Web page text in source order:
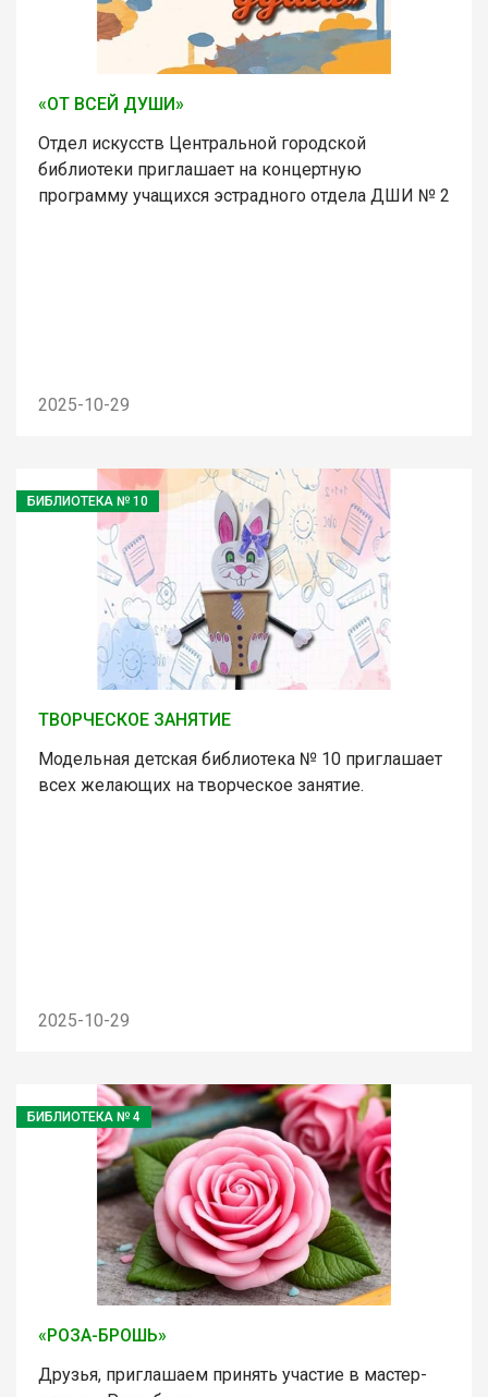
«ОТ ВСЕЙ ДУШИ»
Отдел искусств Центральной городской
библиотеки приглашает на концертную
программу учащихся эстрадного отдела ДШИ № 2
2025-10-29
БИБЛИОТЕКА № 10
ТВОРЧЕСКОЕ ЗАНЯТИЕ
Модельная детская библиотека № 10 приглашает
всех желающих на творческое занятие.
2025-10-29
БИБЛИОТЕКА № 4
«РОЗА-БРОШЬ»
Друзья, приглашаем принять участие в мастер-